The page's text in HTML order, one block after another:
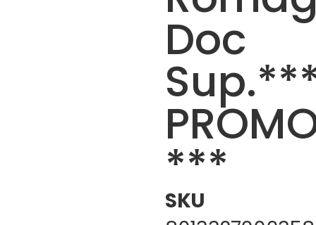
Doc
***
SKU